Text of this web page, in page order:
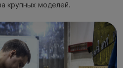
крупных моделей.